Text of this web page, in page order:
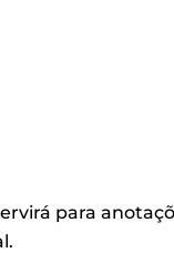
servirá para